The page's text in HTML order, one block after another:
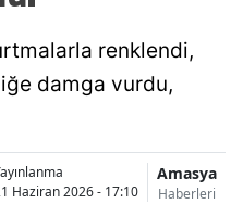
renklendi,
damga vurdu,
Haziran 2026 - 17:10
Amasya
Haberleri